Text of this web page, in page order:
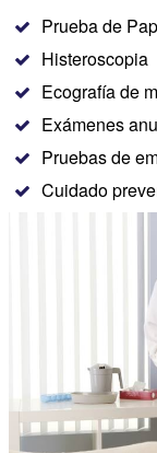
Prueba de
Histeroscopia
Ecografía de
Exámenes
Pruebas de
Cuidado